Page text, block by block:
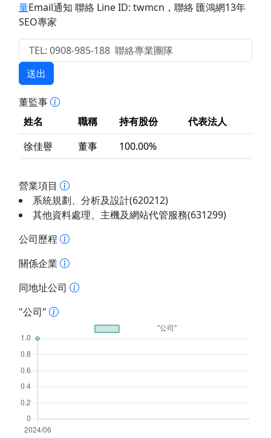
量Email通知 聯絡 Line ID: twmcn ，聯絡 匯鴻網13年
SEO專家
送出
董監事
姓名
職稱 持有股份
代表法人
徐佳譽
董事 100.00%
營業項目
系統規劃、分析及設計(620212)
其他資料處理、主機及網站代管服務(631299)
公司歷程
關係企業
同地址公司
"公司"